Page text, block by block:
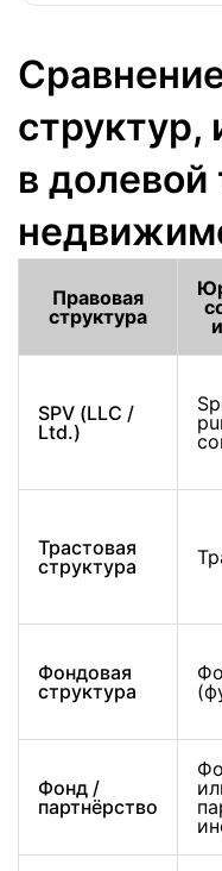
структур,
в долевой
Правовая
структура
SPV (LLC /
Ltd.)
Трастовая
структура
Фондовая
структура
Фонд /
партнёрство